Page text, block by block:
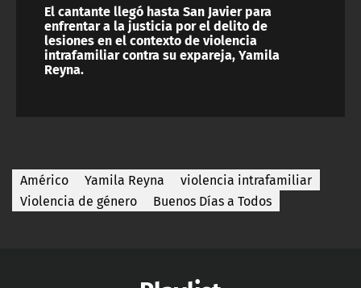
El cantante llegó hasta San Javier para
enfrentar a la justicia por el delito de
lesiones en el contexto de violencia
intrafamiliar contra su expareja, Yamila
Reyna.
Américo Yamila Reyna
violencia intrafamiliar
Violencia de género
Buenos Días a Todos